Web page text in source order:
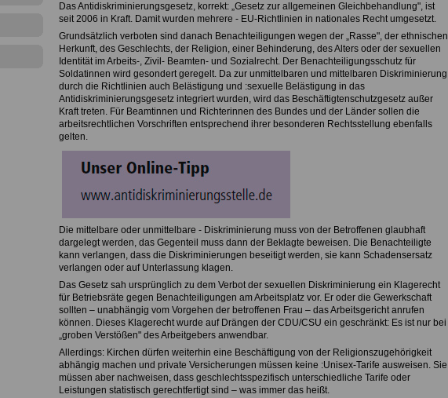
Das Antidiskriminierungsgesetz, korrekt: „Gesetz zur allgemeinen Gleichbehandlung", ist
seit 2006 in Kraft. Damit wurden mehrere - EU-Richtlinien in nationales Recht umgesetzt.
Grundsätzlich verboten sind danach Benachteiligungen wegen der „Rasse", der ethnischen
Herkunft, des Geschlechts, der Religion, einer Behinderung, des Alters oder der sexuellen
Identität im Arbeits-, Zivil- Beamten- und Sozialrecht. Der Benachteiligungsschutz für
Soldatinnen wird gesondert geregelt. Da zur unmittelbaren und mittelbaren Diskriminierung
durch die Richtlinien auch Belästigung und :sexuelle Belästigung in das
Antidiskriminierungsgesetz integriert wurden, wird das Beschäftigtenschutzgesetz außer
Kraft treten. Für Beamtinnen und Richterinnen des Bundes und der Länder sollen die
arbeitsrechtlichen Vorschriften entsprechend ihrer besonderen Rechtsstellung ebenfalls
gelten.
Die mittelbare oder unmittelbare - Diskriminierung muss von der Betroffenen glaubhaft
dargelegt werden, das Gegenteil muss dann der Beklagte beweisen. Die Benachteiligte
kann verlangen, dass die Diskriminierungen beseitigt werden, sie kann Schadensersatz
verlangen oder auf Unterlassung klagen.
Das Gesetz sah ursprünglich zu dem Verbot der sexuellen Diskriminierung ein Klagerecht
für Betriebsräte gegen Benachteiligungen am Arbeitsplatz vor. Er oder die Gewerkschaft
sollten – unabhängig vom Vorgehen der betroffenen Frau – das Arbeitsgericht anrufen
können. Dieses Klagerecht wurde auf Drängen der CDU/CSU ein geschränkt: Es ist nur bei
„groben Verstößen" des Arbeitgebers anwendbar.
Allerdings: Kirchen dürfen weiterhin eine Beschäftigung von der Religionszugehörigkeit
abhängig machen und private Versicherungen müssen keine :Unisex-Tarife ausweisen. Sie
müssen aber nachweisen, dass geschlechtsspezifisch unterschiedliche Tarife oder
Leistungen statistisch gerechtfertigt sind – was immer das heißt.